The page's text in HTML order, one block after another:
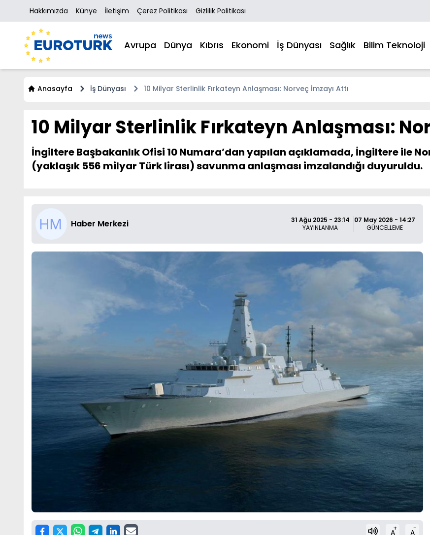
Hakkımızda Künye İletişim Çerez Politikası Gizlilik Politikası
Avrupa Dünya Kıbrıs Ekonomi İş Dünyası Sağlık Bilim Teknoloji
Anasayfa İş Dünyası 10 Milyar Sterlinlik Fırkateyn Anlaşması: Norveç İmzayı Attı
10 Milyar Sterlinlik Fırkateyn Anlaşması:
İngiltere Başbakanlık Ofisi 10 Numara’dan yapılan açıklamada, İngiltere ile
(yaklaşık 556 milyar Türk lirası) savunma anlaşması imzalandığı duyuruldu.
Haber Merkezi
31 Ağu 2025 - 23:14
YAYINLANMA
07 May 2026 - 14:27
GÜNCELLEME
A+ A-